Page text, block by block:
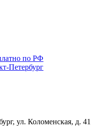
по РФ
Петербург
ул. Коломенская, д. 41